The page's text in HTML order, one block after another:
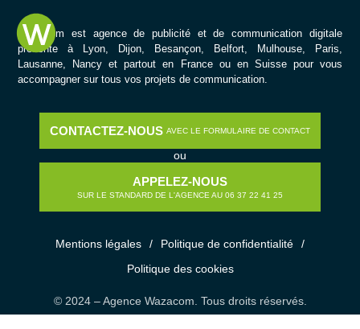
Wazacom est agence de publicité et de communication digitale
présente à Lyon, Dijon, Besançon, Belfort, Mulhouse, Paris,
Lausanne, Nancy et partout en France ou en Suisse pour vous
accompagner sur tous vos projets de communication.
CONTACTEZ-NOUS AVEC LE FORMULAIRE DE CONTACT
ou
APPELEZ-NOUS
SUR LE STANDARD DE L'AGENCE AU 06 37 22 41 25
Mentions légales / Politique de confidentialité
/
Politique des cookies
© 2024 – Agence Wazacom. Tous droits réservés.